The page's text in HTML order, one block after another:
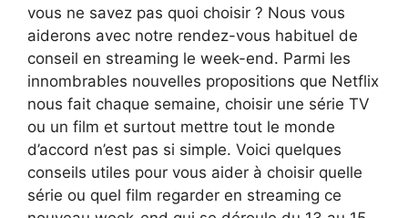
vous ne savez pas quoi choisir ? Nous vous
aiderons avec notre rendez-vous habituel de
conseil en streaming le week-end. Parmi les
innombrables nouvelles propositions que Netflix
nous fait chaque semaine, choisir une série TV
ou un film et surtout mettre tout le monde
d’accord n’est pas si simple. Voici quelques
conseils utiles pour vous aider à choisir quelle
série ou quel film regarder en streaming ce